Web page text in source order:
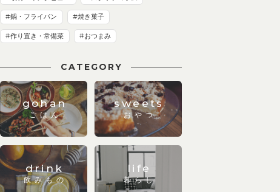
#鍋・フライパン #焼き菓子
#作り置き・常備菜 #おつまみ
CATEGORY
gohan
ごはん
sweets
おやつ
drink
飲みもの
life
暮らし